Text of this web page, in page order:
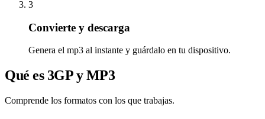
3
Convierte y descarga
Genera el mp3 al instante y guárdalo en tu dispositivo.
Qué es 3GP y MP3
Comprende los formatos con los que trabajas.